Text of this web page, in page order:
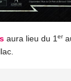
aura lieu du 1er